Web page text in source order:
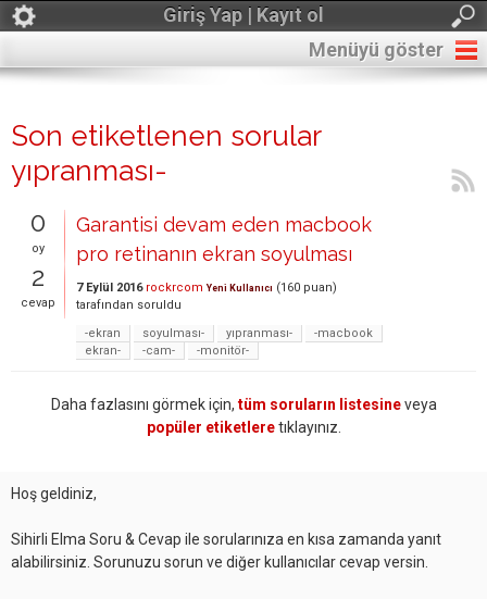
Giriş Yap | Kayıt ol
Menüyü göster
Son etiketlenen sorular
yıpranması-
0
oy
2
cevap
Garantisi devam eden macbook
pro retinanın ekran soyulması
7 Eylül 2016 rockrcom Yeni Kullanıcı (160 puan)
tarafından soruldu
-ekran
soyulması- yıpranması-
-macbook
ekran-
-cam- -monitör-
Daha fazlasını görmek için, tüm soruların listesineveya
popüler etiketleretıklayınız.
Hoş geldiniz,
Sihirli Elma Soru & Cevap ile sorularınıza en kısa zamanda yanıt
alabilirsiniz. Sorunuzu sorun ve diğer kullanıcılar cevap versin.